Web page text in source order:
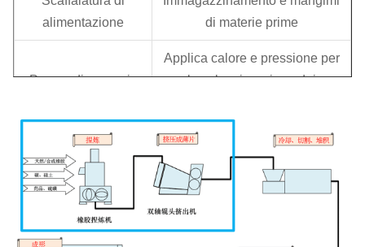
alimentazione
di materie prime
Pressa di curaggio
Applica calore e pressione per
la vulcanizzazione dei
Macchina di
bilanciamento
Controlla e regola il
bilanciamento degli
pneumatici
Attrezzature di
ispezione a raggi X
Controlli per i difetti interni